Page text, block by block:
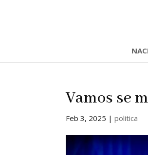
Vamos se
Feb 3, 2025 | politica